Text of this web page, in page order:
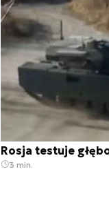
Rosja testuje
3 min.